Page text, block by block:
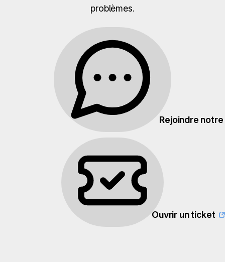
problèmes.
Rejoindre
Ouvrir un ticket